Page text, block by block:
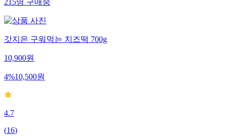
215명구매중
갓지은 구워먹는 치즈떡 700g
10,900원
4%10,500원
4.7
(16)